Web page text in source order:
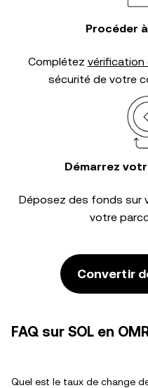
Procéder
Complétez vérification
sécurité de votre
Démarrez
Déposez des fonds sur
votre
Convertir
FAQ sur SOL en
Quel est le taux de change